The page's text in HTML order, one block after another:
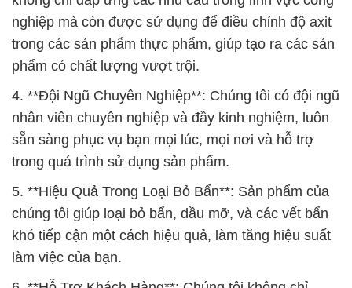
nhân viên chuyên nghiệp và đầy kinh nghiệm, luôn
sẵn sàng phục vụ bạn mọi lúc, mọi nơi và hỗ trợ
trong quá trình sử dụng sản phẩm.
5. **Hiệu Quả Trong Loại Bỏ Bẩn**: Sản phẩm của
chúng tôi giúp loại bỏ bẩn, dầu mỡ, và các vết bẩn
khó tiếp cận một cách hiệu quả, làm tăng hiệu suất
làm việc của bạn.
6. **Hỗ Trợ Khách Hàng**: Chúng tôi không chỉ
cung cấp sản phẩm mà còn đồng hành và hỗ trợ
khách hàng trong quá trình sử dụng. Chúng tôi cam
kết là đối tác đáng tin cậy của bạn trong việc cung
cấp hóa chất và dịch vụ hóa chất hàng đầu.